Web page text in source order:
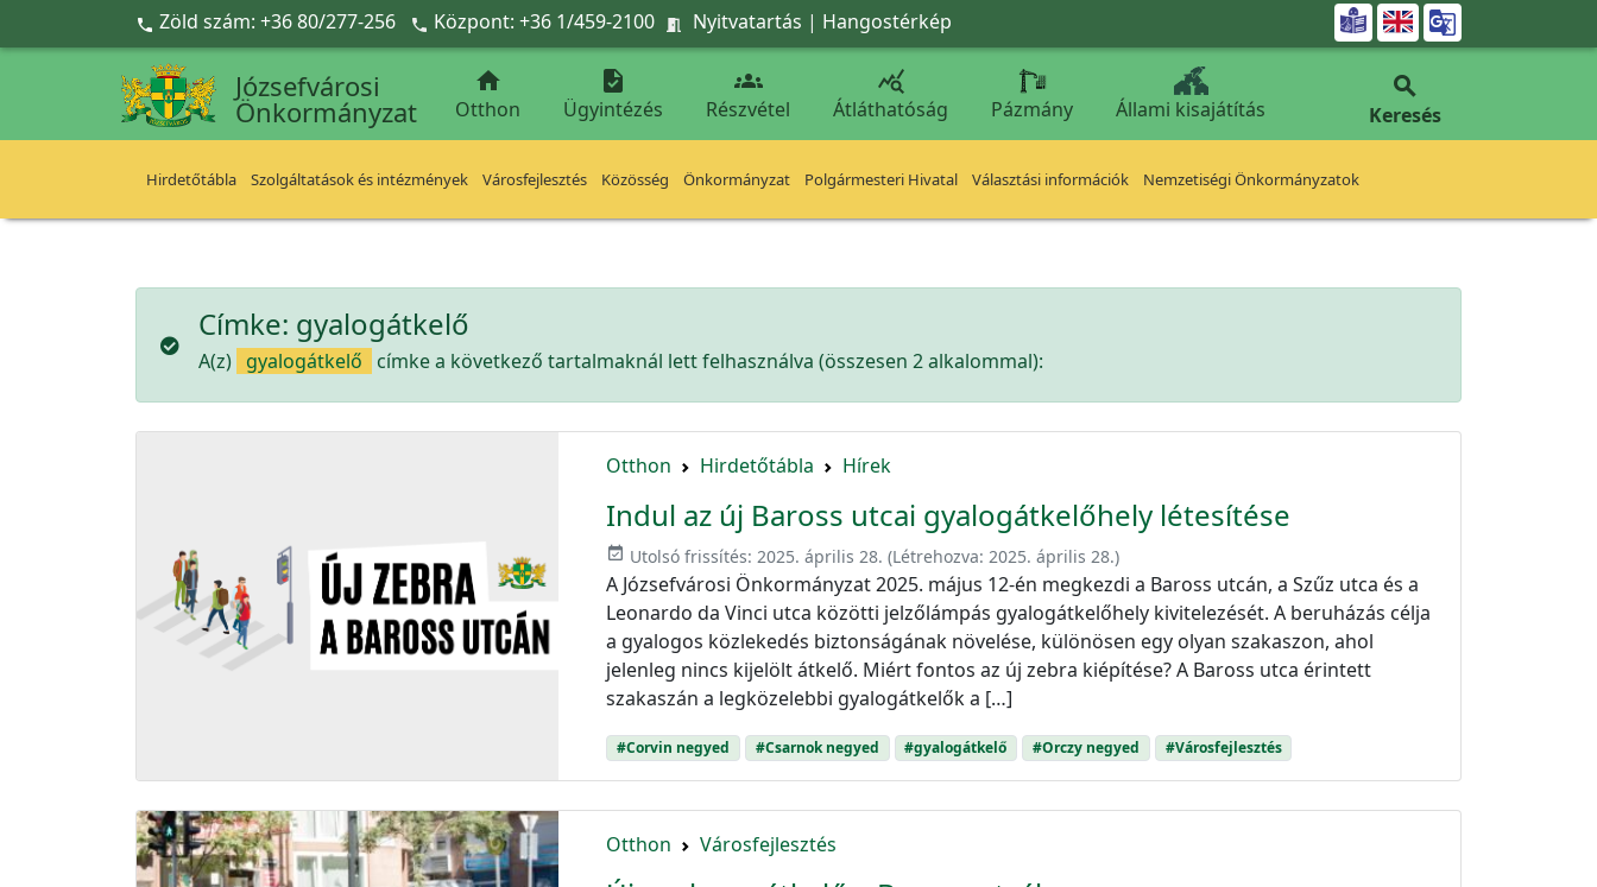
Ugrás a fő tartalomra
 Zöld szám: +36 80/277-256  Központ: +36 1/459-2100  Nyitvatartás | Hangostérkép 
Józsefvárosi
Önkormányzat

Otthon

Ügyintézés

Részvétel

Átláthatóság Pázmány Állami kisajátítás

Keresés
Hirdetőtábla Szolgáltatások és intézmények Városfejlesztés Közösség Önkormányzat Polgármesteri Hivatal Választási információk Nemzetiségi Önkormányzatok
Címke: gyalogátkelő
A(z) gyalogátkelő címke a következő tartalmaknál lett felhasználva (összesen 2 alkalommal):
Otthon Hirdetőtábla Hírek
Indul az új Baross utcai gyalogátkelőhely létesítése
event_available Utolsó frissítés:2025. április 28. (Létrehozva:2025. április 28.)
A Józsefvárosi Önkormányzat 2025. május 12-én megkezdi a Baross utcán, a Szűz utca és a
Leonardo da Vinci utca közötti jelzőlámpás gyalogátkelőhely kivitelezését. A beruházás célja
a gyalogos közlekedés biztonságának növelése, különösen egy olyan szakaszon, ahol
jelenleg nincs kijelölt átkelő. Miért fontos az új zebra kiépítése? A Baross utca érintett
szakaszán a legközelebbi gyalogátkelők a […]
#Corvin negyed #Csarnok negyed #gyalogátkelő #Orczy negyed #Városfejlesztés
Otthon Városfejlesztés